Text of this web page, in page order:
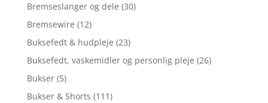
Bremseslanger og dele (30)
Bremsewire (12)
Buksefedt & hudpleje (23)
Buksefedt, vaskemidler og personlig pleje (26)
Bukser (5)
Bukser & Shorts (111)